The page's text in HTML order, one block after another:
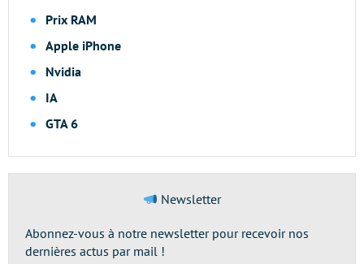
Prix RAM
Apple iPhone
Nvidia
IA
GTA 6
Newsletter
Abonnez-vous à notre newsletter pour recevoir nos
dernières actus par mail !